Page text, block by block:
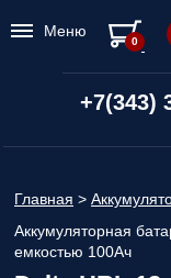
+7(343)
Главная >
Аккумуляторная
емкостью 100Ач
Меню
0